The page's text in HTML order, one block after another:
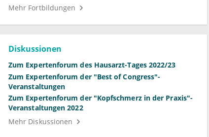
Mehr Fortbildungen
Diskussionen
Zum Expertenforum des Hausarzt-Tages 2022/23
Zum Expertenforum der "Best of Congress"-
Veranstaltungen
Zum Expertenforum der "Kopfschmerz in der Praxis"-
Veranstaltungen 2022
Mehr Diskussionen